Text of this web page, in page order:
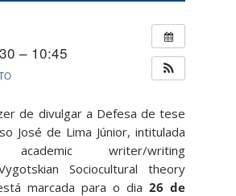
– 10:45
de divulgar a Defesa de tese
José de Lima Júnior, intitulada
writer/writing
Sociocultural theory
marcada para o dia26 de